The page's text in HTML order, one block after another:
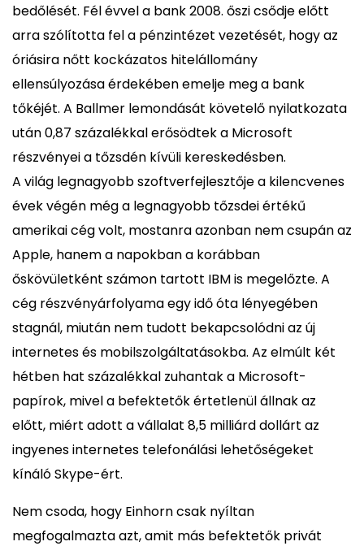
bedőlését. Fél évvel a bank 2008. őszi csődje előtt
arra szólította fel a pénzintézet vezetését, hogy az
óriásira nőtt kockázatos hitelállomány
ellensúlyozása érdekében emelje meg a bank
tőkéjét. A Ballmer lemondását követelő nyilatkozata
után 0,87 százalékkal erősödtek a Microsoft
részvényei a tőzsdén kívüli kereskedésben.
A világ legnagyobb szoftverfejlesztője a kilencvenes
évek végén még a legnagyobb tőzsdei értékű
amerikai cég volt, mostanra azonban nem csupán az
Apple, hanem a napokban a korábban
őskövületként számon tartott IBM is megelőzte. A
cég részvényárfolyama egy idő óta lényegében
stagnál, miután nem tudott bekapcsolódni az új
internetes és mobilszolgáltatásokba. Az elmúlt két
hétben hat százalékkal zuhantak a Microsoft-
papírok, mivel a befektetők értetlenül állnak az
előtt, miért adott a vállalat 8,5 milliárd dollárt az
ingyenes internetes telefonálási lehetőségeket
kínáló Skype-ért.
Nem csoda, hogy Einhorn csak nyíltan
megfogalmazta azt, amit más befektetők privát